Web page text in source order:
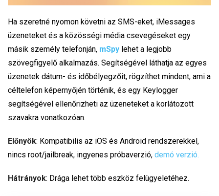
Ha szeretné nyomon követni az SMS-eket, iMessages
üzeneteket és a közösségi média csevegéseket egy
másik személy telefonján, mSpy lehet a legjobb
szövegfigyelő alkalmazás. Segítségével láthatja az egyes
üzenetek dátum- és időbélyegzőit, rögzíthet mindent, ami a
céltelefon képernyőjén történik, és egy Keylogger
segítségével ellenőrizheti az üzeneteket a korlátozott
szavakra vonatkozóan.
Előnyök: Kompatibilis az iOS és Android rendszerekkel,
nincs root/jailbreak, ingyenes próbaverzió, demó verzió.
Hátrányok: Drága lehet több eszköz felügyeletéhez.